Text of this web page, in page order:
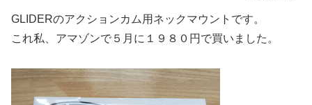
GLIDERのアクションカム用ネックマウントです。
これ私、アマゾンで５月に１９８０円で買いました。